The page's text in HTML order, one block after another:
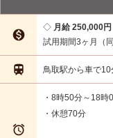

月給 250,000円
試用期間3ヶ月（同
 鳥取駅から車で10

・8時50分～18時
・休憩70分